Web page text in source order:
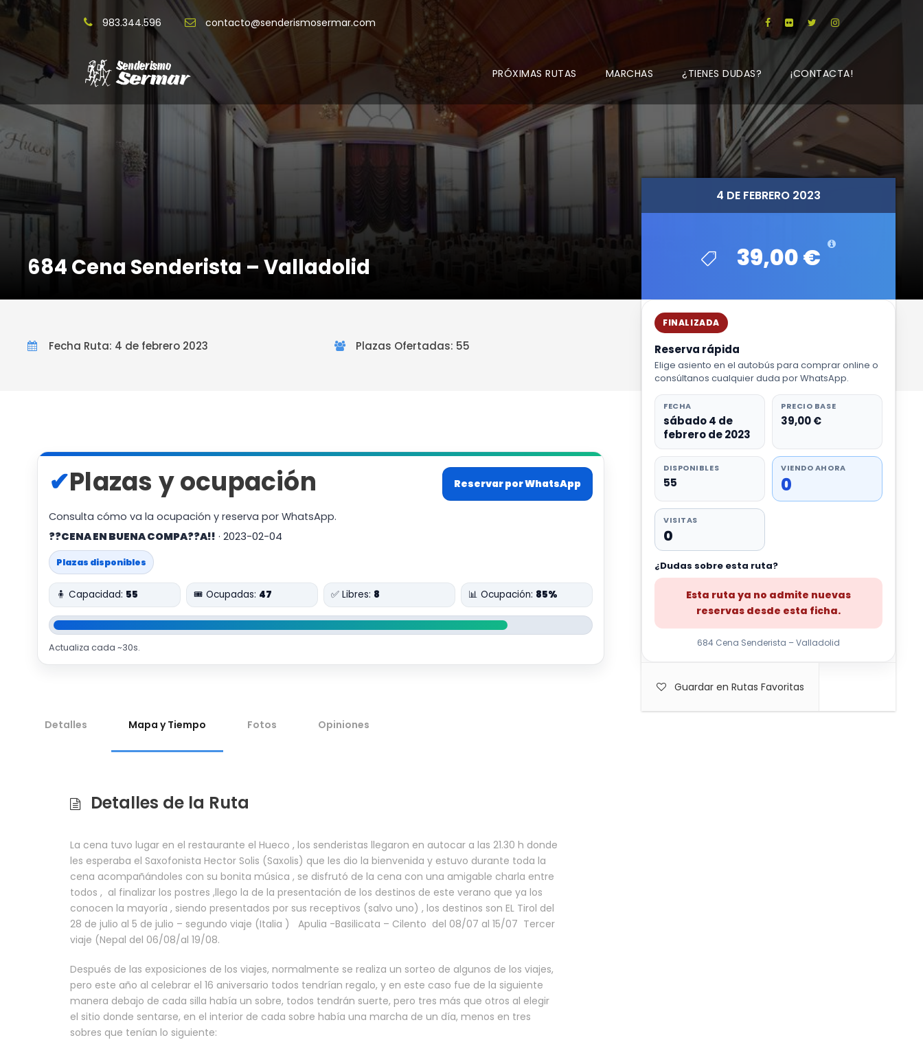
983.344.596 contacto@senderismosermar.com
PRÓXIMAS RUTAS MARCHAS ¿TIENES DUDAS? ¡CONTACTA!
684 Cena Senderista – Valladolid
4 DE FEBRERO 2023
39,00 €
4 DE FEBRERO 2023
39,00 €
FINALIZADA
Reserva rápida
Elige asiento en el autobús para comprar online o
consúltanos cualquier duda por WhatsApp.
FECHA
sábado 4 de
febrero de 2023
PRECIO BASE
39,00 €
DISPONIBLES
55
VIENDO AHORA
0
VISITAS
0
¿Dudas sobre esta ruta?
Esta ruta ya no admite nuevas
reservas desde esta ficha.
684 Cena Senderista – Valladolid
Guardar en Rutas Favoritas
Fecha Ruta: 4 de febrero 2023 Plazas Ofertadas: 55
✔Plazas y ocupación
Consulta cómo va la ocupación y reserva por WhatsApp.
??CENA EN BUENA COMPA??A!! · 2023-02-04
Plazas disponibles
Reservar por WhatsApp
🧍 Capacidad: 55 🎟️ Ocupadas: 47 ✅ Libres: 8 📊 Ocupación: 85%
Actualiza cada ~30s.
Detalles Mapa y Tiempo Fotos Opiniones
Detalles de la Ruta
La cena tuvo lugar en el restaurante el Hueco , los senderistas llegaron en autocar a las 21.30 h donde
les esperaba el Saxofonista Hector Solis (Saxolis) que les dio la bienvenida y estuvo durante toda la
cena acompañándoles con su bonita música , se disfrutó de la cena con una amigable charla entre
todos , al finalizar los postres ,llego la de la presentación de los destinos de este verano que ya los
conocen la mayoría , siendo presentados por sus receptivos (salvo uno) , los destinos son EL Tirol del
28 de julio al 5 de julio – segundo viaje (Italia ) Apulia -Basilicata – Cilento del 08/07 al 15/07 Tercer
viaje (Nepal del 06/08/al 19/08.
Después de las exposiciones de los viajes, normalmente se realiza un sorteo de algunos de los viajes,
pero este año al celebrar el 16 aniversario todos tendrían regalo, y en este caso fue de la siguiente
manera debajo de cada silla había un sobre, todos tendrán suerte, pero tres más que otros al elegir
el sitio donde sentarse, en el interior de cada sobre había una marcha de un día, menos en tres
sobres que tenían lo siguiente: